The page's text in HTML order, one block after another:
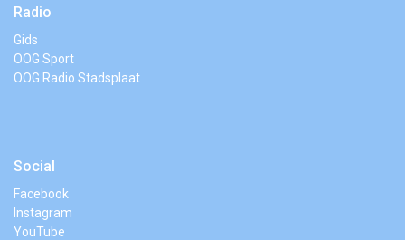
Radio
Gids
OOG Sport
OOG Radio Stadsplaat
Social
Facebook
Instagram
YouTube